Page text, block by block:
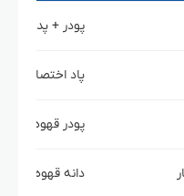
پودر + پد ESE
پاد اختصاصی
پودر قهوه
دانه قهوه +